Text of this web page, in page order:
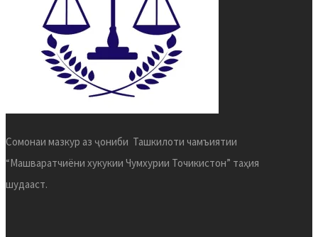
Сомонаи мазкур аз ҷониби Ташкилоти чамъиятии
“Машваратчиёни хукукии Чумхурии Точикистон” таҳия
шудааст.